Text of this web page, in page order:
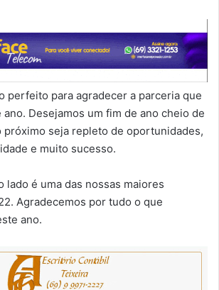
perfeito para agradecer a parceria que
Desejamos um fim de ano cheio de
próximo seja repleto de oportunidades,
e muito sucesso.
lado é uma das nossas maiores
Agradecemos por tudo o que
ano.